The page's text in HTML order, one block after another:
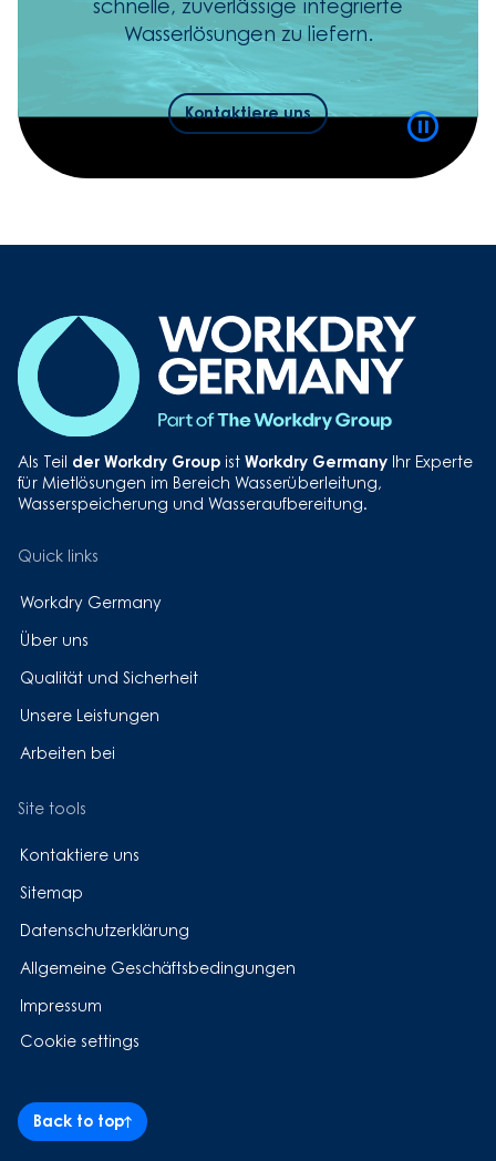
Video
Control
schnelle, zuverlässige integrierte
Wasserlösungen zu liefern.
Kontaktiere uns
Als Teil der Workdry Group ist Workdry Germany Ihr Experte
für Mietlösungen im Bereich Wasserüberleitung,
Wasserspeicherung und Wasseraufbereitung.
Quick links
Workdry Germany
Über uns
Qualität und Sicherheit
Unsere Leistungen
Arbeiten bei
Site tools
Kontaktiere uns
Sitemap
Datenschutzerklärung
Allgemeine Geschäftsbedingungen
Impressum
Cookie settings
Back to top